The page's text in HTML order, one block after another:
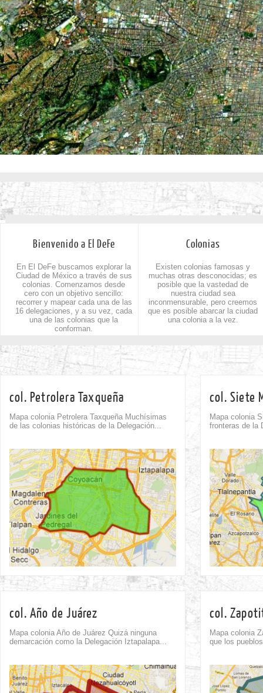
Bienvenido a El DeFe
En El DeFe buscamos explorar la
Ciudad de México a través de sus
colonias. Comenzamos desde
cero con un objetivo sencillo:
recorrer y mapear cada una de las
16 delegaciones, y a su vez, cada
una de las colonias que la
conforman.
Colonias
Existen colonias famosas y
muchas otras desconocidas; es
posible que la vastedad de
nuestra ciudad sea
inconmensurable, pero creemos
que es posible abarcar la ciudad
una colonia a la vez.
col. Petrolera Taxqueña
Mapa colonia Petrolera Taxqueña Muchísimas
de las colonias históricas de la Delegación...
col. Siete
Mapa colonia
fronteras de la
0
Comment
col. Año de Juárez
Mapa colonia Año de Juárez Quizá ninguna
demarcación como la Delegación Iztapalapa...
col.
Mapa colonia
que los
0
Comment